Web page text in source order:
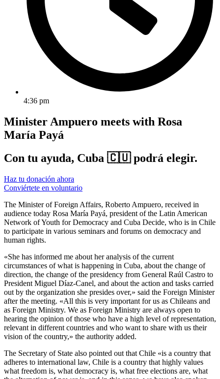
4:36 pm
Minister Ampuero meets with Rosa
María Payá
Con tu ayuda, Cuba 🇨🇺 podrá elegir.
Haz tu donación ahora
Conviértete en voluntario
The Minister of Foreign Affairs, Roberto Ampuero, received in
audience today Rosa María Payá, president of the Latin American
Network of Youth for Democracy and Cuba Decide, who is in Chile
to participate in various seminars and forums on democracy and
human rights.
«She has informed me about her analysis of the current
circumstances of what is happening in Cuba, about the change of
direction, the change of the presidency from General Raúl Castro to
President Miguel Díaz-Canel, and about the action and tasks carried
out by the organization she presides over,» said the Foreign Minister
after the meeting. «All this is very important for us as Chileans and
as Foreign Ministry. We as Foreign Ministry are always open to
hearing the opinion of those who have a high level of representation,
relevant in different countries and who want to share with us their
vision of the country,» the authority added.
The Secretary of State also pointed out that Chile «is a country that
adheres to international law, Chile is a country that highly values
what freedom is, what democracy is, what free elections are, what